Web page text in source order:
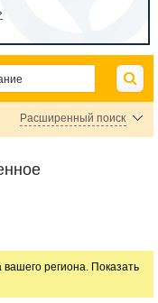
Расширенный поиск
промышленного
региона. Показать